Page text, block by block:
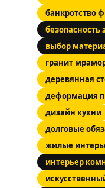
банкротство
безопасность
выбор
гранит
деревянная
деформация
дизайн кухни
долговые
жилые
интерьер